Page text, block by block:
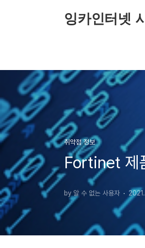
잉카인터넷
취약점 정보
Fortinet 제
by 알 수 없는 사용자